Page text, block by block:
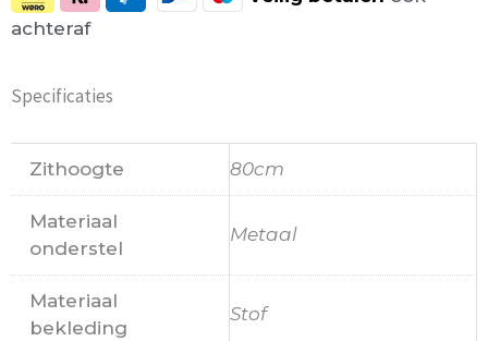
achteraf
Specificaties
Zithoogte 80cm
Materiaal
onderstel
Metaal
Materiaal
bekleding
Stof